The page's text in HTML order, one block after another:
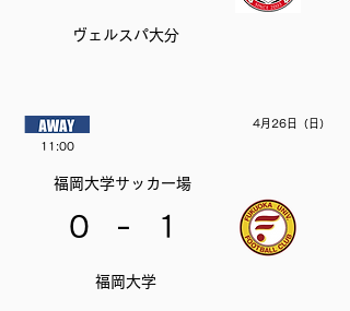
ヴェルスパ大分
4月26日（日）
11:00
福岡大学サッカー場
0 - 1
福岡大学